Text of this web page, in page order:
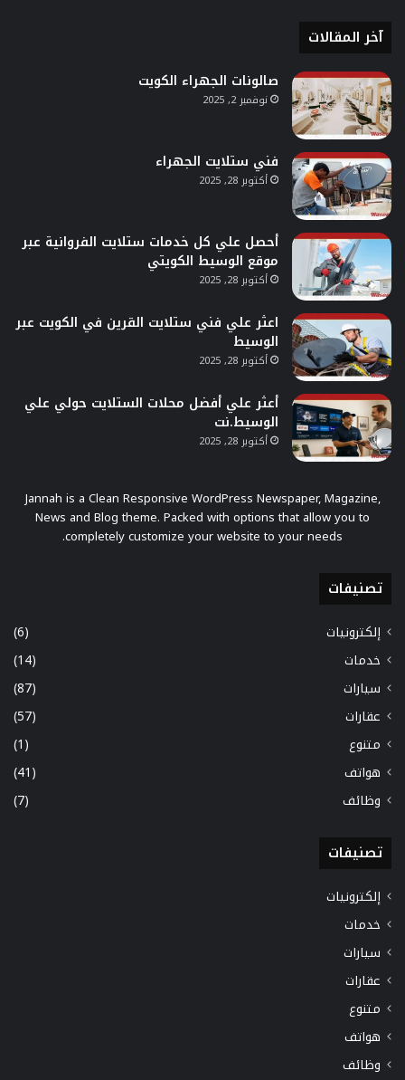
آخر المقالات
صالونات الجهراء الكويت
نوفمبر 2, 2025
فني ستلايت الجهراء
أكتوبر 28, 2025
أحصل علي كل خدمات ستلايت الفروانية عبر
موقع الوسيط الكويتي
أكتوبر 28, 2025
اعثر علي فني ستلايت القرين في الكويت عبر
الوسيط
أكتوبر 28, 2025
أعثر علي أفضل محلات الستلايت حولي علي
الوسيط.نت
أكتوبر 28, 2025
Jannah is a Clean Responsive WordPress Newspaper, Magazine,
News and Blog theme. Packed with options that allow you to
completely customize your website to your needs.
تصنيفات
إلكترونيات
(6)
خدمات
(14)
سيارات
(87)
عقارات
(57)
متنوع
(1)
هواتف
(41)
وظائف
(7)
تصنيفات
إلكترونيات
خدمات
سيارات
عقارات
متنوع
هواتف
وظائف